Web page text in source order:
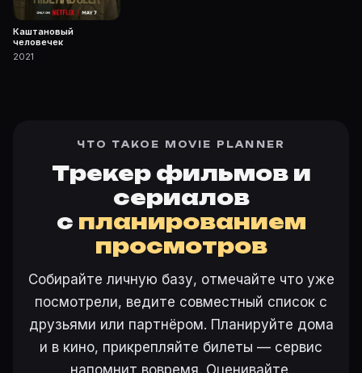
Каштановый
человечек
2021
ЧТО ТАКОЕ MOVIE PLANNER
Трекер фильмов и
сериалов
с планированием
просмотров
Собирайте личную базу, отмечайте что уже
посмотрели, ведите совместный список с
друзьями или партнёром. Планируйте дома
и в кино, прикрепляйте билеты — сервис